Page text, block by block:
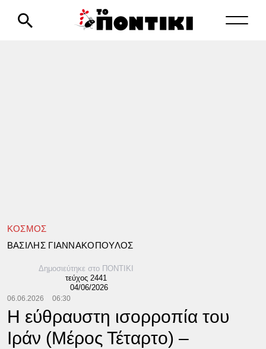
ΚΟΣΜΟΣ
ΒΑΣΙΛΗΣ ΓΙΑΝΝΑΚΟΠΟΥΛΟΣ
Δημοσιεύτηκε στο ΠΟΝΤΙΚΙ
τεύχος 2441
04/06/2026
06.06.2026 06:30
Η εύθραυστη ισορροπία του
Ιράν (Μέρος Τέταρτο) –